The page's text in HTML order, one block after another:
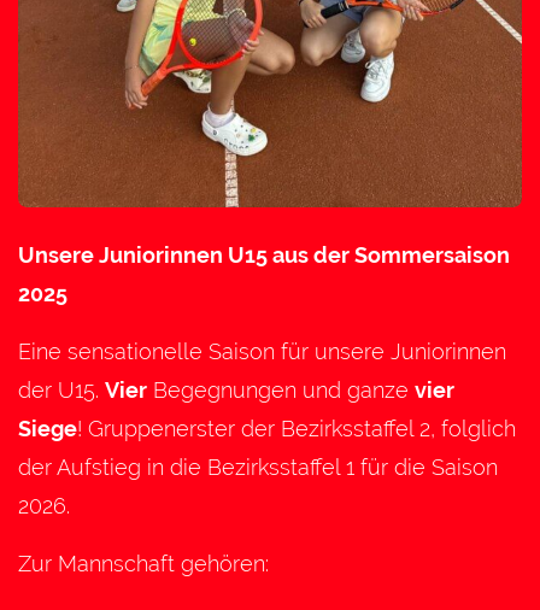
Unsere Juniorinnen U15 aus der Sommersaison
2025
Eine sensationelle Saison für unsere Juniorinnen
der U15. Vier Begegnungen und ganze vier
Siege! Gruppenerster der Bezirksstaffel 2, folglich
der Aufstieg in die Bezirksstaffel 1 für die Saison
2026.
Zur Mannschaft gehören: